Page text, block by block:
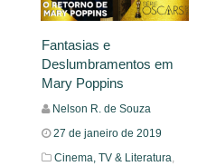
Fantasias e
Deslumbramentos em
Mary Poppins
Nelson R. de Souza
27 de janeiro de 2019
Cinema, TV & Literatura,